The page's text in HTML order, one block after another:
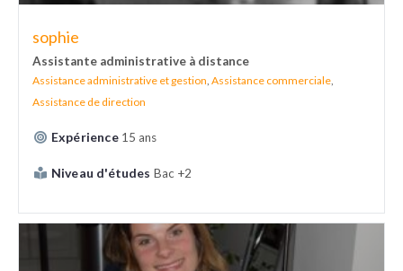
sophie
Assistante administrative à distance
Assistance administrative et gestion Assistance commerciale
Assistance de direction
Expérience 15 ans
Niveau d'études Bac +2